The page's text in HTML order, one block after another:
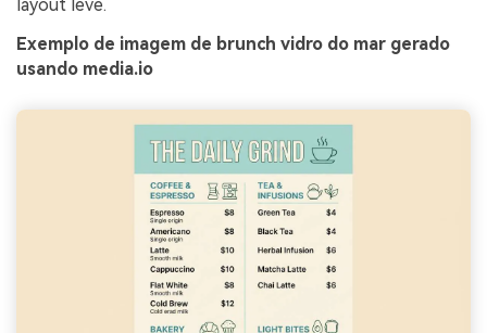
layout leve.
Exemplo de imagem de brunch vidro do mar gerado
usando media.io